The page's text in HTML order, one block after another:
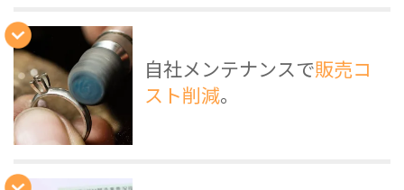
自社メンテナンスで販売コ
スト削減。